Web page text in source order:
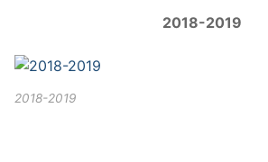
2018-2019
2018-2019